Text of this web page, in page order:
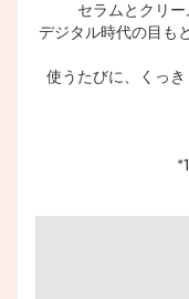
セラムとクリ
デジタル時代の目も
使うたびに、くっ